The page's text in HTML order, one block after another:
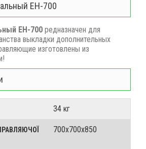
ЕН-700
ЕН-700 редназначен для
выкладки дополнительных
изготовлены из
34 кг
700х700х850